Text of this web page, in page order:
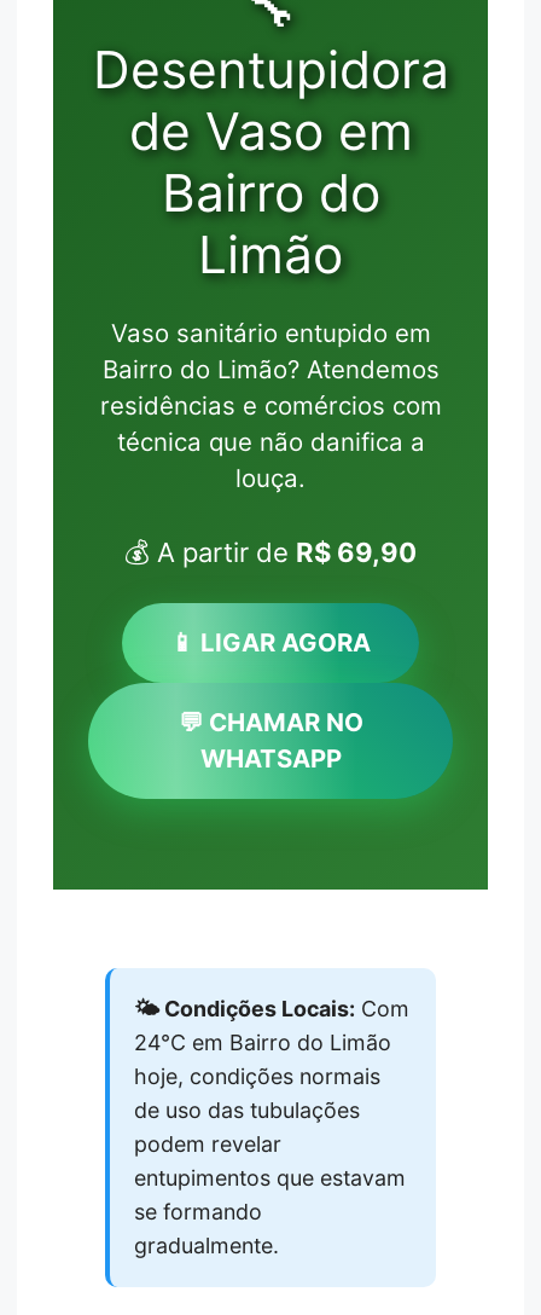
Desentupidora
de Vaso em
Bairro do
Limão
Vaso sanitário entupido em
Bairro do Limão? Atendemos
residências e comércios com
técnica que não danifica a
louça.
💰 A partir de R$ 69,90
📱 LIGAR AGORA
💬 CHAMAR NO
WHATSAPP
🌤️ Condições Locais: Com
24°C em Bairro do Limão
hoje, condições normais
de uso das tubulações
podem revelar
entupimentos que estavam
se formando
gradualmente.